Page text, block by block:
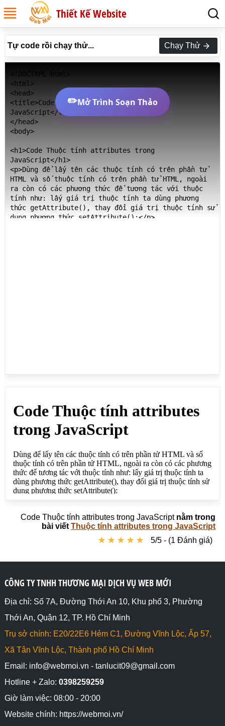
Thiết Kế Website
Tự code rồi chạy thử... Chạy Thử
<html>
<head>
<title>Code Thuộc tính attributes trong
JavaScript</title>
</head>
<body>
<h1>Code Thuộc tính attributes trong
JavaScript</h1>
<p>Dùng để lấy tên các thuộc tính có trên phần tử
HTML và số thuộc tính có trên phần tử HTML, ngoài
ra còn có các phương thức để tương tác với thuộc
tính như: lấy giá trị thuộc tính ta dùng phương
thức getAttribute(), thay đổi giá trị thuộc tính sử
dụng phương thức setAttribute():</p>
✏️Mở Trình Soạn Thảo
Code Thuộc tính attributes trong JavaScript nằm trong
bài viết Thuộc tính attributes trong JavaScript
★ ★ ★ ★ ★
★ ★ ★ ★ ★ 5/5 - (1 Đánh giá)
CÔNG TY TNHH THƯƠNG MẠI DỊCH VỤ WEB MỚI
Địa chỉ: Số 7A, Đường Thới An 10, Khu phố 3, Phường
Thới An, Quận 12, TP. Hồ Chí Minh
Trụ sở chính: E20/22E6 Hẻm C1, Đường Vĩnh Lộc, Ấp 57,
Xã Tân Vĩnh Lộc, Thành phố Hồ Chí Minh
Email: info@webmoi.vn - tanlucit09@gmail.com
Hotline + Zalo: 0398259259
Giờ làm việc: 08:00 - 20:00
Website chính: https://webmoi.vn/